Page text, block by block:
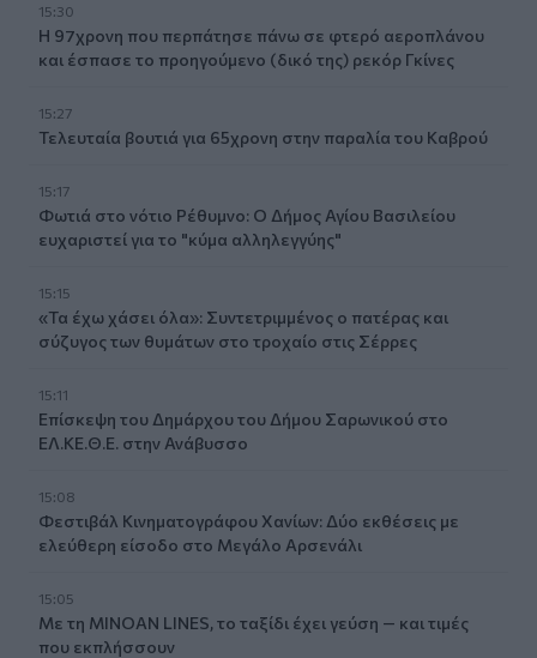
15:30
Η 97χρονη που περπάτησε πάνω σε φτερό αεροπλάνου
και έσπασε το προηγούμενο (δικό της) ρεκόρ Γκίνες
15:27
Τελευταία βουτιά για 65χρονη στην παραλία του Καβρού
15:17
Φωτιά στο νότιο Ρέθυμνο: Ο Δήμος Αγίου Βασιλείου
ευχαριστεί για το "κύμα αλληλεγγύης"
15:15
«Τα έχω χάσει όλα»: Συντετριμμένος ο πατέρας και
σύζυγος των θυμάτων στο τροχαίο στις Σέρρες
15:11
Επίσκεψη του Δημάρχου του Δήμου Σαρωνικού στο
ΕΛ.ΚΕ.Θ.Ε. στην Ανάβυσσο
15:08
Φεστιβάλ Κινηματογράφου Χανίων: Δύο εκθέσεις με
ελεύθερη είσοδο στο Μεγάλο Αρσενάλι
15:05
Με τη MINOAN LINES, το ταξίδι έχει γεύση — και τιμές
που εκπλήσσουν